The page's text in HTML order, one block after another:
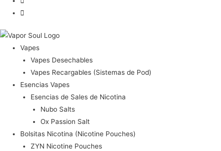
Vapes
Vapes Desechables
Vapes Recargables (Sistemas de Pod)
Esencias Vapes
Esencias de Sales de Nicotina
Nubo Salts
Ox Passion Salt
Bolsitas Nicotina (Nicotine Pouches)
ZYN Nicotine Pouches